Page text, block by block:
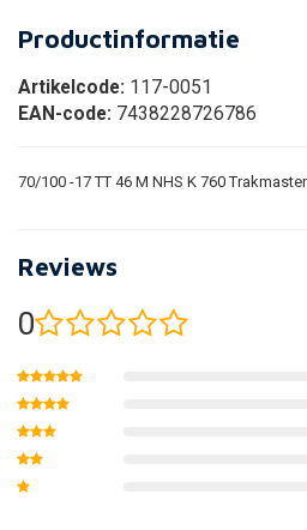
Productinformatie
Artikelcode: 117-0051
EAN-code: 7438228726786
70/100 -17 TT 46 M NHS K 760 Trakmaster
Reviews
0